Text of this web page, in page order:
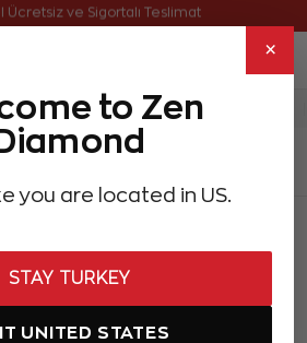
×
to Zen
you are located in US.
STAY TURKEY
UNITED STATES
Ücretsiz ve Sigortalı Teslimat
Kargo Çok Satanlar Hediye Önerileri